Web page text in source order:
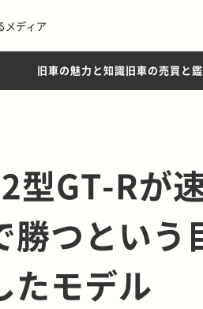
メディア
旧車の魅力と知識旧車の売買と
型GT-Rが
勝つとい
たモデル